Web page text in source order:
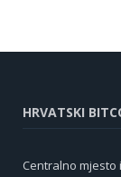
HRVATSKI
Centralno mjesto